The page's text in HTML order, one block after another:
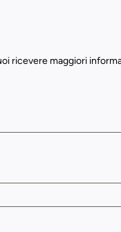
ricevere maggiori